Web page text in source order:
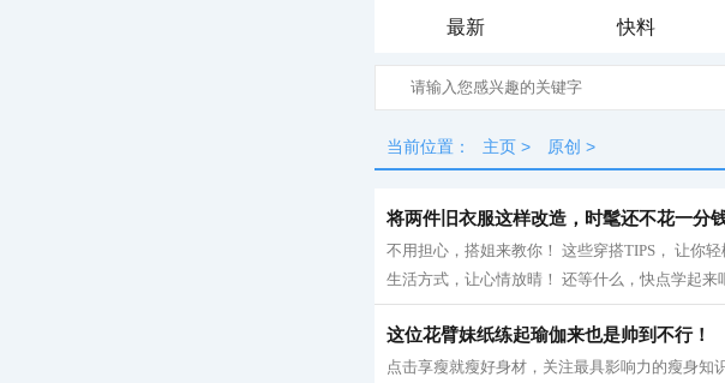
最新
快料
当前位置： 主页 > 原创 >
将两件旧衣服这样改造，时髦还不花一分
不用担心，搭姐来教你！ 这些穿搭TIPS， 让你
生活方式，让心情放晴！ 还等什么，快点学起来
这位花臂妹纸练起瑜伽来也是帅到不行！
点击享瘦就瘦好身材，关注最具影响力的瘦身知